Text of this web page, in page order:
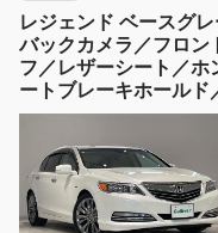
レジェンド ベースグ
バックカメラ／フロン
フ／レザーシート／ホ
ートブレーキホールド
オートライト／禁煙車